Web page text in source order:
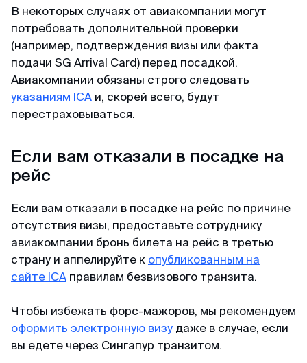
В некоторых случаях от авиакомпании могут
потребовать дополнительной проверки
(например, подтверждения визы или факта
подачи SG Arrival Card) перед посадкой.
Авиакомпании обязаны строго следовать
указаниям ICA и, скорей всего, будут
перестраховываться.
Если вам отказали в посадке на
рейс
Если вам отказали в посадке на рейс по причине
отсутствия визы, предоставьте сотруднику
авиакомпании бронь билета на рейс в третью
страну и аппелируйте к опубликованным на
сайте ICA правилам безвизового транзита.
Чтобы избежать форс-мажоров, мы рекомендуем
оформить электронную визу даже в случае, если
вы едете через Сингапур транзитом.